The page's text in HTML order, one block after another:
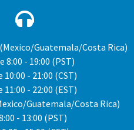
(Mexico/Guatemala/Costa Rica)
8:00 - 19:00 (PST)
10:00 - 21:00 (CST)
11:00 - 22:00 (EST)
Guatemala/Costa Rica)
- 13:00 (PST)